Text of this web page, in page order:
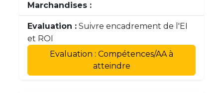
Marchandises :
Evaluation : Suivre encadrement de l'EI
et ROI
Evaluation : Compétences/AA à
atteindre